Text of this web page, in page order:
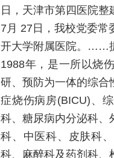
日，天津市第四医院
7月 27日，我校党委常
开大学附属医院。……
1988年，是一所以烧
研、预防为一体的综合
症烧伤病房(BICU)、
科、糖尿病内分泌科、
科、中医科、皮肤科
科、麻醉科及药剂科、